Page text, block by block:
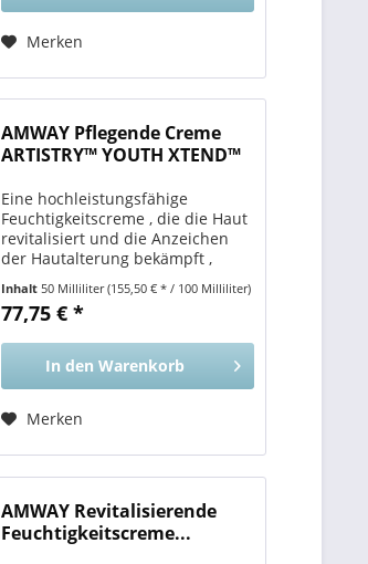
Merken
AMWAY Pflegende Creme
ARTISTRY™ YOUTH XTEND™
Eine hochleistungsfähige
Feuchtigkeitscreme , die die Haut
revitalisiert und die Anzeichen
der Hautalterung bekämpft ,
Sie Unterstützt die Regeneration
der Haut vom Tag , indem die
natürlichen...
Inhalt50 Milliliter(155,50 € * / 100 Milliliter)
77,75 € *
In den Warenkorb
Merken
AMWAY Revitalisierende
Feuchtigkeitscreme...